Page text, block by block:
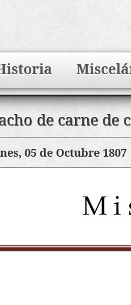
de carne de
05 de Octubre 1807